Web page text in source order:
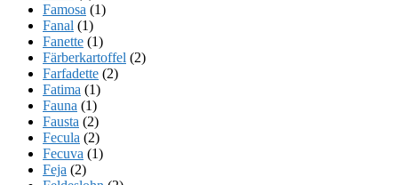
Famosa (1)
Fanal (1)
Fanette (1)
Färberkartoffel (2)
Farfadette (2)
Fatima (1)
Fauna (1)
Fausta (2)
Fecula (2)
Fecuva (1)
Feja (2)